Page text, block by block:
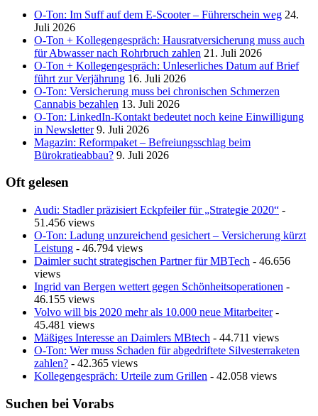
O-Ton: Im Suff auf dem E-Scooter – Führerschein weg 24.
Juli 2026
O-Ton + Kollegengespräch: Hausratversicherung muss auch
für Abwasser nach Rohrbruch zahlen 21. Juli 2026
O-Ton + Kollegengespräch: Unleserliches Datum auf Brief
führt zur Verjährung 16. Juli 2026
O-Ton: Versicherung muss bei chronischen Schmerzen
Cannabis bezahlen 13. Juli 2026
O-Ton: LinkedIn-Kontakt bedeutet noch keine Einwilligung
in Newsletter 9. Juli 2026
Magazin: Reformpaket – Befreiungsschlag beim
Bürokratieabbau? 9. Juli 2026
Oft gelesen
Audi: Stadler präzisiert Eckpfeiler für „Strategie 2020“ -
51.456 views
O-Ton: Ladung unzureichend gesichert – Versicherung kürzt
Leistung - 46.794 views
Daimler sucht strategischen Partner für MBTech - 46.656
views
Ingrid van Bergen wettert gegen Schönheitsoperationen -
46.155 views
Volvo will bis 2020 mehr als 10.000 neue Mitarbeiter-
45.481 views
Mäßiges Interesse an Daimlers MBtech - 44.711 views
O-Ton: Wer muss Schaden für abgedriftete Silvesterraketen
zahlen? - 42.365 views
Kollegengespräch: Urteile zum Grillen - 42.058 views
Suchen bei Vorabs